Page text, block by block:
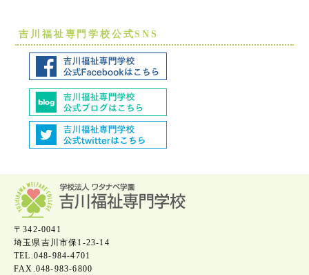
吉川福祉専門学校公式SNS
〒342-0041
埼玉県吉川市保1-23-14
TEL.048-984-4701
FAX.048-983-6800